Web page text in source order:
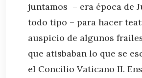
juntamos – era época de
todo tipo – para hacer
auspicio de algunos
que atisbaban lo que se
el Concilio Vaticano II.